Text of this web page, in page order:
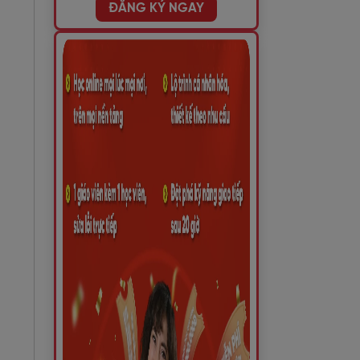
ĐĂNG KÝ NGAY